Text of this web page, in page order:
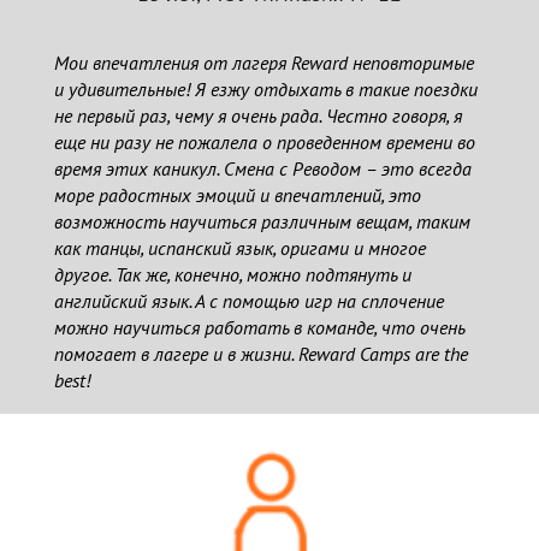
Мои впечатления от лагеря Reward неповторимые
и удивительные! Я езжу отдыхать в такие поездки
не первый раз, чему я очень рада. Честно говоря, я
еще ни разу не пожалела о проведенном времени во
время этих каникул. Смена с Реводом – это всегда
море радостных эмоций и впечатлений, это
возможность научиться различным вещам, таким
как танцы, испанский язык, оригами и многое
другое. Так же, конечно, можно подтянуть и
английский язык. А с помощью игр на сплочение
можно научиться работать в команде, что очень
помогает в лагере и в жизни. Reward Camps are the
best!